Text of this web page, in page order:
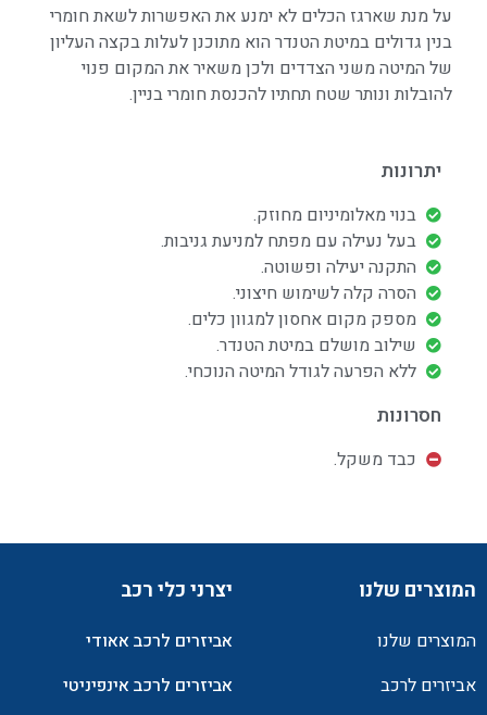
על מנת שארגז הכלים לא ימנע את האפשרות לשאת חומרי
בנין גדולים במיטת הטנדר הוא מתוכנן לעלות בקצה העליון
של המיטה משני הצדדים ולכן משאיר את המקום פנוי
להובלות ונותר שטח תחתיו להכנסת חומרי בניין.
יתרונות
בנוי מאלומיניום מחוזק.
בעל נעילה עם מפתח למניעת גניבות.
התקנה יעילה ופשוטה.
הסרה קלה לשימוש חיצוני.
מספק מקום אחסון למגוון כלים.
שילוב מושלם במיטת הטנדר.
ללא הפרעה לגודל המיטה הנוכחי.
חסרונות
כבד משקל.
המוצרים שלנו
המוצרים שלנו
אביזרים לרכב
יצרני כלי רכב
אביזרים לרכב אאודי
אביזרים לרכב אינפיניטי